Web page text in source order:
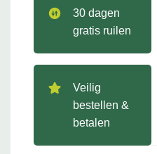
30 dagen
gratis ruilen
Veilig
bestellen &
betalen